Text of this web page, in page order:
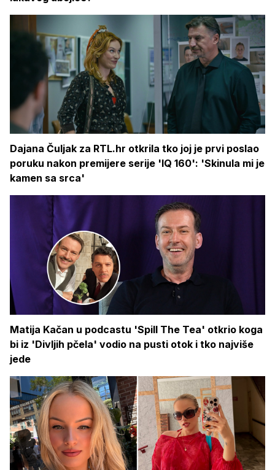
Dajana Čuljak za RTL.hr otkrila tko joj je prvi poslao
poruku nakon premijere serije 'IQ 160': 'Skinula mi je
kamen sa srca'
Matija Kačan u podcastu 'Spill The Tea' otkrio koga
bi iz 'Divljih pčela' vodio na pusti otok i tko najviše
jede